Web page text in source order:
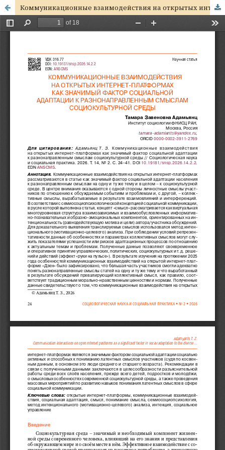
Коммуникационные взаимодействия на открытых интернет-платформах как значимый фактор социальной адаптации к разнонаправленным смыслам социокультурной среды